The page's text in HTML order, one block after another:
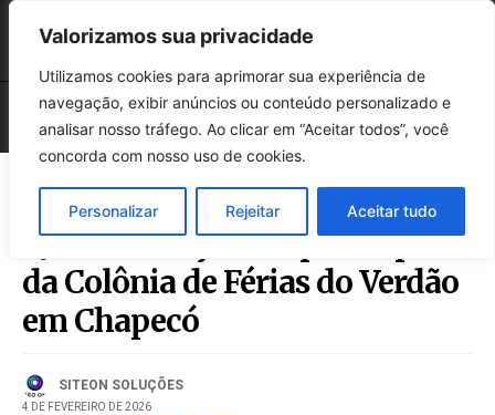
Valorizamos sua privacidade
Utilizamos cookies para aprimorar sua experiência de
navegação, exibir anúncios ou conteúdo personalizado e
analisar nosso tráfego. Ao clicar em “Aceitar todos”, você
concorda com nosso uso de cookies.
Personalizar Rejeitar Aceitar tudo
Quase 1.500 jovens participam
da Colônia de Férias do Verdão
em Chapecó
SITEON SOLUÇÕES
4 DE FEVEREIRO DE 2026